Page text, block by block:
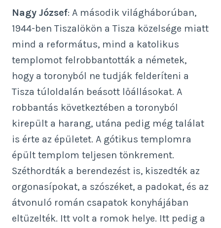
Nagy József: A második világháborúban,
1944-ben Tiszalökön a Tisza közelsége miatt
mind a református, mind a katolikus
templomot felrobbantották a németek,
hogy a toronyból ne tudják felderíteni a
Tisza túloldalán beásott lőállásokat. A
robbantás következtében a toronyból
kirepült a harang, utána pedig még találat
is érte az épületet. A gótikus templomra
épült templom teljesen tönkrement.
Széthordták a berendezést is, kiszedték az
orgonasípokat, a szószéket, a padokat, és az
átvonuló román csapatok konyhájában
eltüzelték. Itt volt a romok helye. Itt pedig a